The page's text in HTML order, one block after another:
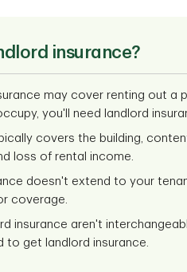
insurance?
may cover renting out a
you'll need landlord
covers the building,
loss of rental income.
doesn't extend to your
coverage.
insurance aren't
to get landlord insurance.